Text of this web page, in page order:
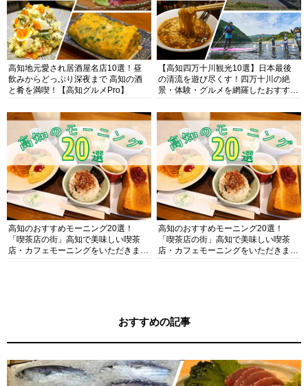
高知地元愛され居酒屋名店10選！昼
飲みからどっぷり深夜まで 高知の酒
と肴を満喫！【高知グルメPro】
【高知四万十川観光10選】日本最後
の清流を遊び尽くす！四万十川の絶
景・体験・グルメを網羅したおすすめ
高知のおすすめモーニング20選！
「喫茶店の街」高知で美味しい喫茶
店・カフェモーニングをいただきま
高知のおすすめモーニング20選！
「喫茶店の街」高知で美味しい喫茶
店・カフェモーニングをいただきま
おすすめの記事